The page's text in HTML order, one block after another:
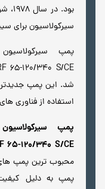
سیرکولاسیون برای
پمپ
شد. این پمپ
استفاده از فناوری
پمپ
65-120/340 S/CE
محبوب ترین پمپ
پمپ به دلیل